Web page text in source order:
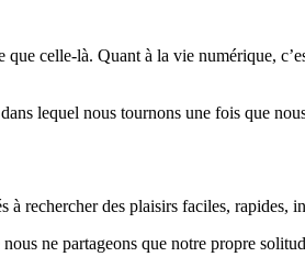
celle-là. Quant à la vie numérique,
lequel nous tournons une fois que
à rechercher des plaisirs faciles, rapides,
ne partageons que notre propre